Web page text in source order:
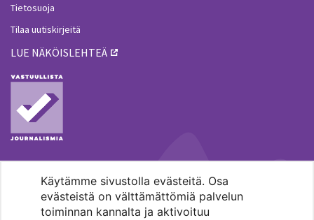
Käytämme sivustolla evästeitä. Osa
evästeistä on välttämättömiä palvelun
toiminnan kannalta ja aktivoituu
Tietosuoja
Tilaa uutiskirjeitä
LUE NÄKÖISLEHTEÄ
MENOHAKU